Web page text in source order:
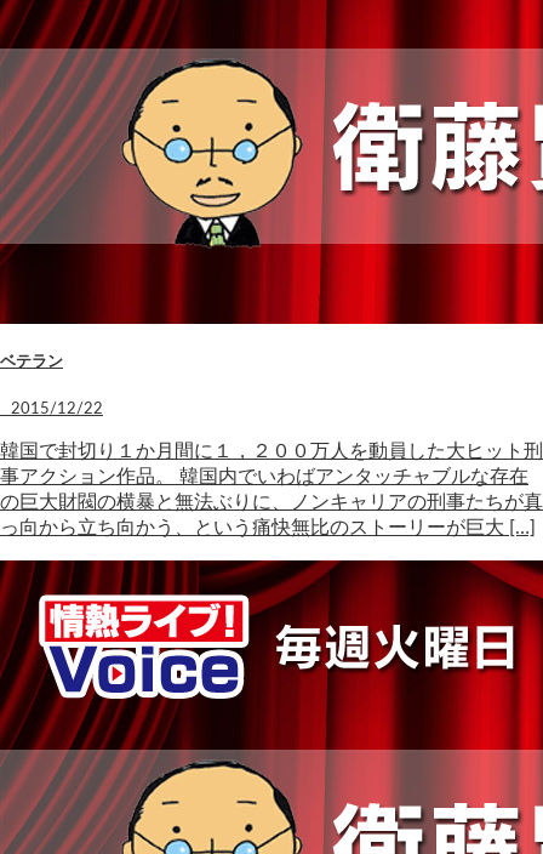
ベテラン
2015/12/22
韓国で封切り１か月間に１，２００万人を動員した大ヒット刑
事アクション作品。 韓国内でいわばアンタッチャブルな存在
の巨大財閥の横暴と無法ぶりに、ノンキャリアの刑事たちが真
っ向から立ち向かう、という痛快無比のストーリーが巨大 […]